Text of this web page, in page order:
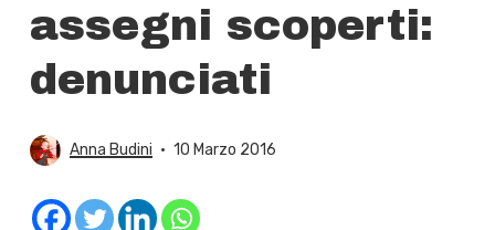
assegni scoperti:
denunciati
Anna Budini 10 Marzo 2016